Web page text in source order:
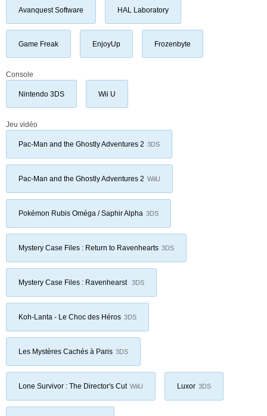
Avanquest Software HAL Laboratory
Game Freak EnjoyUp Frozenbyte
Console
Nintendo 3DS Wii U
Jeu vidéo
Pac-Man and the Ghostly Adventures 2 3DS
Pac-Man and the Ghostly Adventures 2 WiiU
Pokémon Rubis Oméga / Saphir Alpha 3DS
Mystery Case Files : Return to Ravenhearts 3DS
Mystery Case Files : Ravenhearst 3DS
Koh-Lanta - Le Choc des Héros 3DS
Les Mystères Cachés à Paris 3DS
Lone Survivor : The Director's Cut WiiU Luxor 3DS